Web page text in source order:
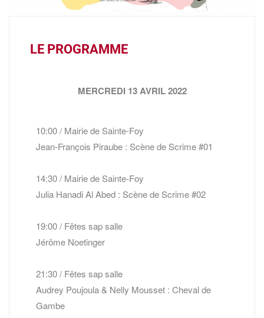
LE PROGRAMME
MERCREDI 13 AVRIL 2022
10:00 / Mairie de Sainte-Foy
Jean-François Piraube : Scène de Scrime #01
14:30 / Mairie de Sainte-Foy
Julia Hanadi Al Abed : Scène de Scrime #02
19:00 / Fêtes sap salle
Jérôme Noetinger
21:30 / Fêtes sap salle
Audrey Poujoula & Nelly Mousset : Cheval de
Gambe